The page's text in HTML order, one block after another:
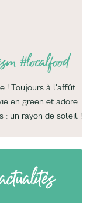
#localfood
! Toujours à l'affût
en green et adore
: un rayon de soleil !